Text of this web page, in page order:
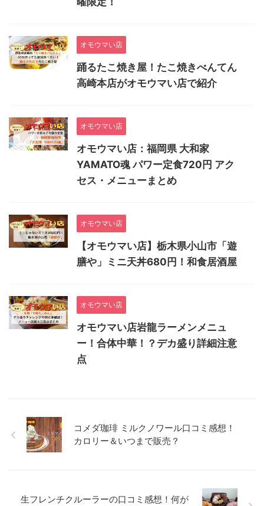
オモウマい店
踊るたこ焼き屋！たこ焼きべんてん
高崎本店がオモウマい店で紹介
オモウマい店
オモウマい店：福岡県 大和家
YAMATO魂 パワー定食720円 アク
セス・メニューまとめ
オモウマい店
【オモウマい店】栃木県小山市「遊
膳や」ミニ天丼680円！和食居酒屋
オモウマい店
オモウマい店岩龍ラーメンメニュ
ー！合体中華！？デカ盛り詳細注意
点
コメダ珈琲 ミルクノワール口コミ感想！
カロリー＆いつまで販売？
生フレンチクルーラーの口コミ感想！何が